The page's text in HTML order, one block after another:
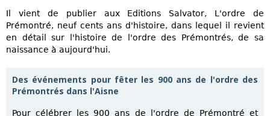
Il vient de publier aux Editions Salvator, L'ordre de
Prémontré, neuf cents ans d'histoire, dans lequel il revient
en détail sur l'histoire de l'ordre des Prémontrés, de sa
naissance à aujourd'hui.
Des événements pour fêter les 900 ans de l'ordre des
Prémontrés dans l'Aisne
Pour célébrer les 900 ans de l'ordre de Prémontré et